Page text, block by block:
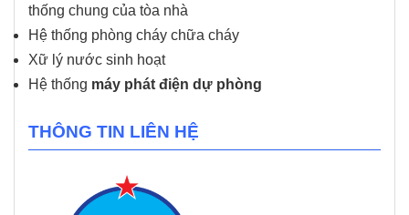
thống chung của tòa nhà
Hệ thống phòng cháy chữa cháy
Xữ lý nước sinh hoạt
Hệ thống máy phát điện dự phòng
THÔNG TIN LIÊN HỆ